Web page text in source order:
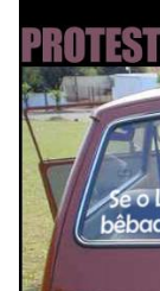
para
conteúdo